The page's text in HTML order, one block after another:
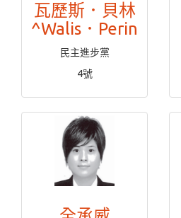
瓦歷斯．貝林
^Walis．Perin
民主進步黨
4號